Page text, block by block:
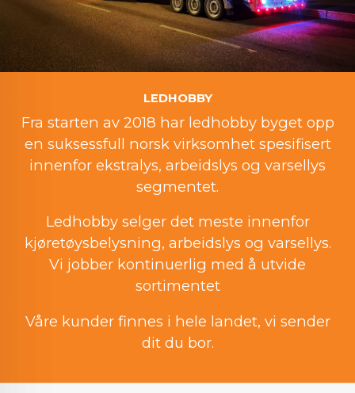
LEDHOBBY
Fra starten av 2018 har ledhobby byget opp
en suksessfull norsk virksomhet spesifisert
innenfor ekstralys, arbeidslys og varsellys
segmentet.
Ledhobby selger det meste innenfor
kjøretøysbelysning, arbeidslys og varsellys.
Vi jobber kontinuerlig med å utvide
sortimentet
Våre kunder finnes i hele landet, vi sender
dit du bor.